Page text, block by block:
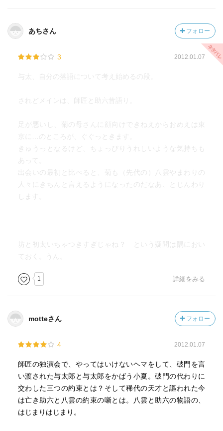
あちさん フォロー
3 2012.01.07
与太、自分の落語について考え始めるの段。
されどメインは、師匠と助六昔語り。
足が悪いし、菊の母さんに顔向けできねえからおめえは東
京に…のところが、ぐぐっときます。
きゅうっとなるけど、ちょっぴりうれしいような気持ちも
あって。
出会いの最初と比べると、菊も（先代の）八雲やまわりの
人々にきちんと言えるようになったのだなあ、とじんわり
します。
坊と初太いちゃつきすぎじゃね？ という疑問は隅におい
ておく。うん。
1 詳細をみる
motteさん フォロー
4 2012.01.07
師匠の独演会で、やってはいけないヘマをして、破門を言
い渡された与太郎と与太郎をかばう小夏。破門の代わりに
交わした三つの約束とは？そして稀代の天才と謳われた今
は亡き助六と八雲の約束の噺とは。八雲と助六の物語の、
はじまりはじまり。